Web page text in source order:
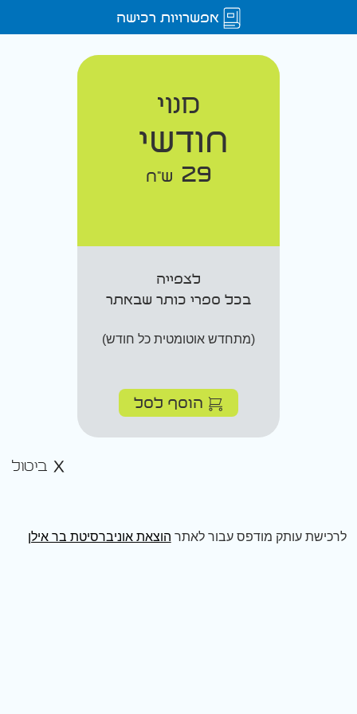
אפשרויות רכישה
מנוי
חודשי
29 ש"ח
לצפייה
בכל ספרי כותר שבאתר
(מתחדש אוטומטית כל חודש)
הוסף לסל
ביטול
לרכישת עותק מודפס עבור לאתר הוצאת אוניברסיטת בר אילן